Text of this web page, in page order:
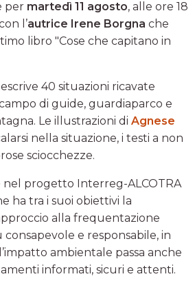
per martedì 11 agosto, alle ore 18
l’autrice Irene Borgna che
libro "Cose che capitano in
40 situazioni ricavate
di guide, guardiaparco e
Le illustrazioni di Agnese
nella situazione, i testi a non
sciocchezze.
nel progetto Interreg-ALCOTRA
ha tra i suoi obiettivi la
alla frequentazione
e responsabile, in
ambientale passa anche
informati, sicuri e attenti.